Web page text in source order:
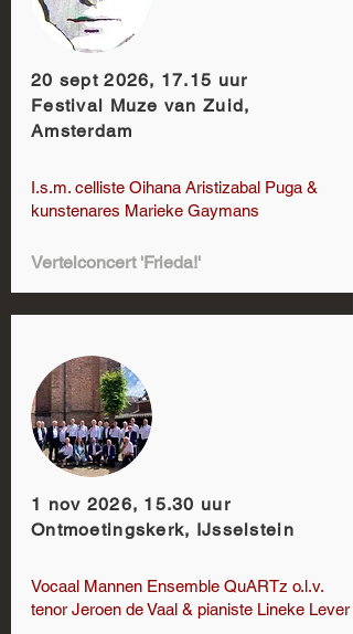
20 sept 2026, 17.15 uur
Festival Muze van Zuid,
Amsterdam
I.s.m. celliste Oihana Aristizabal Puga &
kunstenares Marieke Gaymans
Vertelconcert 'Frieda!'
1 nov 2026, 15.30 uur
Ontmoetingskerk, IJsselstein
Vocaal Mannen Ensemble QuARTz o.l.v.
tenor Jeroen de Vaal & pianiste Lineke Lever